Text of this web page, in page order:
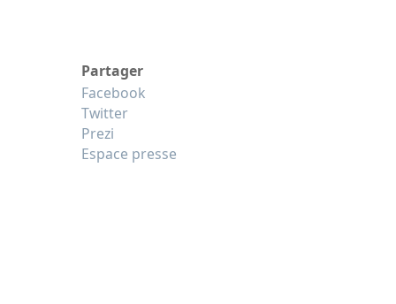
Partager
Facebook
Twitter
Prezi
Espace presse